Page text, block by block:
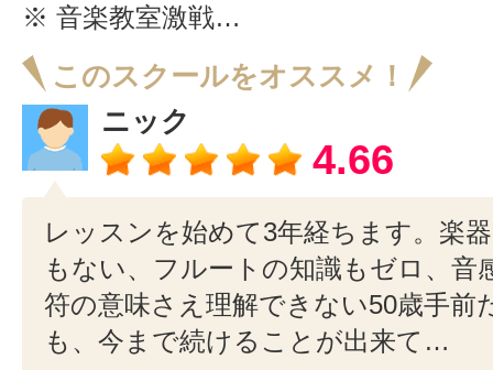
※ 音楽教室激戦…
このスクールをオススメ！
ニック
4.66
レッスンを始めて3年経ちます。楽
もない、フルートの知識もゼロ、音
符の意味さえ理解できない50歳手前
も、今まで続けることが出来て…